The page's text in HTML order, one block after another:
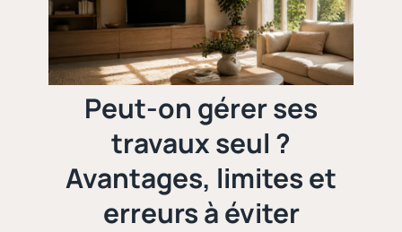
Peut-on gérer ses
travaux seul ?
Avantages, limites et
erreurs à éviter